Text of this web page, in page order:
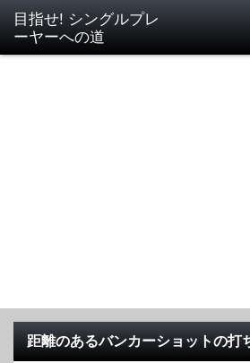
目指せ! シングルプレ
ーヤーへの道
距離のあるバンカーショットの打